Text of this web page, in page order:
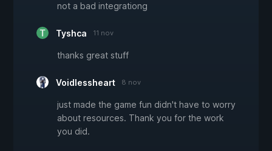
not a bad integrationg
Tyshca 11 nov
thanks great stuff
Voidlessheart 8 nov
just made the game fun didn't have to worry
about resources. Thank you for the work
you did.